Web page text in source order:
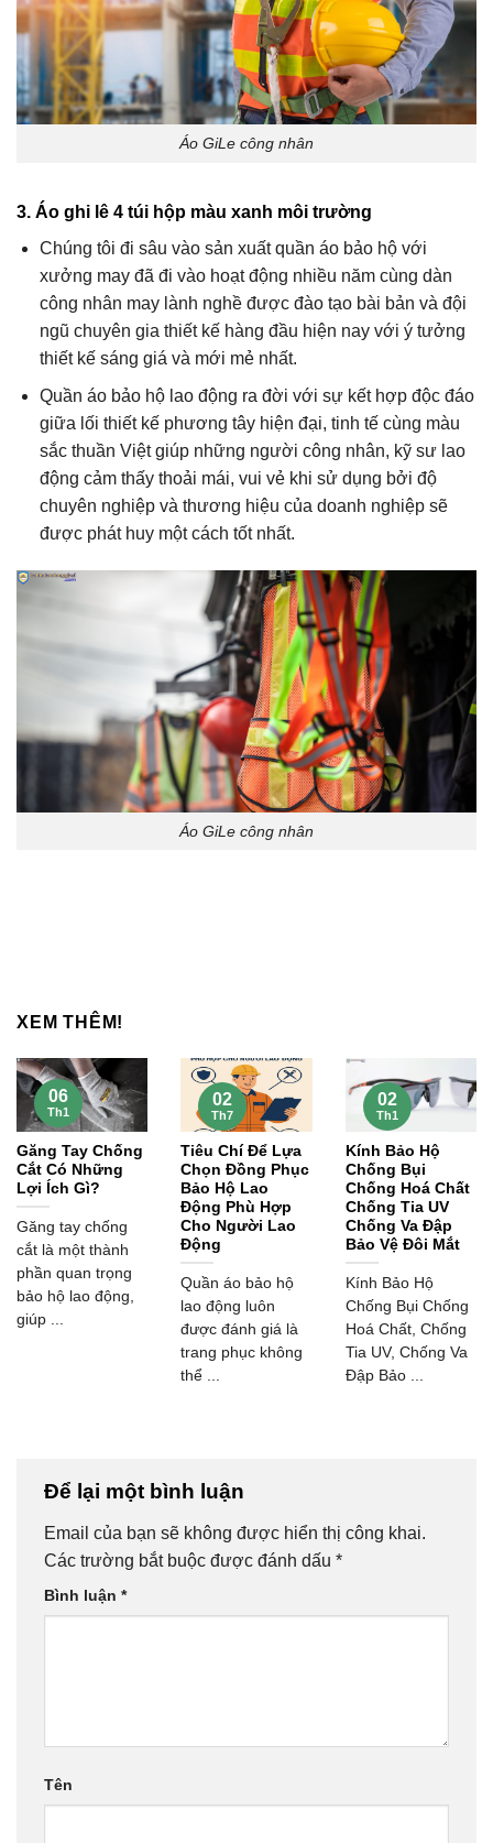
Áo GiLe công nhân
3. Áo ghi lê 4 túi hộp màu xanh môi trường
Chúng tôi đi sâu vào sản xuất quần áo bảo hộ với
xưởng may đã đi vào hoạt động nhiều năm cùng dàn
công nhân may lành nghề được đào tạo bài bản và đội
ngũ chuyên gia thiết kế hàng đầu hiện nay với ý tưởng
thiết kế sáng giá và mới mẻ nhất.
Quần áo bảo hộ lao động ra đời với sự kết hợp độc đáo
giữa lối thiết kế phương tây hiện đại, tinh tế cùng màu
sắc thuần Việt giúp những người công nhân, kỹ sư lao
động cảm thấy thoải mái, vui vẻ khi sử dụng bởi độ
chuyên nghiệp và thương hiệu của doanh nghiệp sẽ
được phát huy một cách tốt nhất.
Áo GiLe công nhân
XEM THÊM!
Găng Tay Chống
Cắt Có Những
Lợi Ích Gì?
Găng tay chống
cắt là một thành
phần quan trọng
bảo hộ lao động,
giúp ...
06
Th1
Tiêu Chí Để Lựa
Chọn Đồng Phục
Bảo Hộ Lao
Động Phù Hợp
Cho Người Lao
Động
Quần áo bảo hộ
lao động luôn
được đánh giá là
trang phục không
thể ...
02
Th7
Kính Bảo Hộ
Chống Bụi
Chống Hoá Chất
Chống Tia UV
Chống Va Đập
Bảo Vệ Đôi Mắt
Kính Bảo Hộ
Chống Bụi Chống
Hoá Chất, Chống
Tia UV, Chống Va
Đập Bảo ...
02
Th1
Để lại một bình luận
Email của bạn sẽ không được hiển thị công khai.
Các trường bắt buộc được đánh dấu *
Bình luận *
Tên